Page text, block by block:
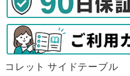
コレット サイドテーブル